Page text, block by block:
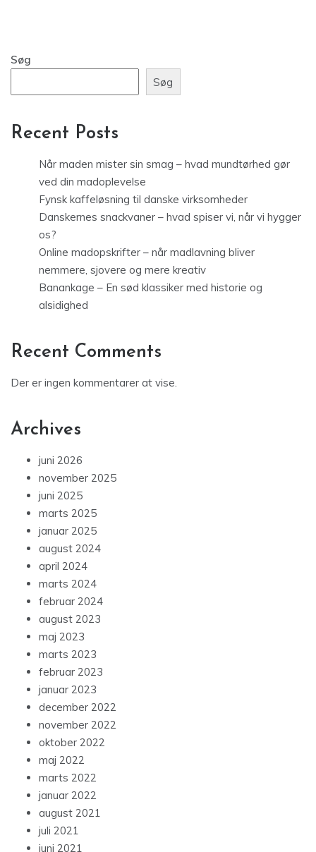
Søg
Søg
Recent Posts
Når maden mister sin smag – hvad mundtørhed gør
ved din madoplevelse
Fynsk kaffeløsning til danske virksomheder
Danskernes snackvaner – hvad spiser vi, når vi hygger
os?
Online madopskrifter – når madlavning bliver
nemmere, sjovere og mere kreativ
Banankage – En sød klassiker med historie og
alsidighed
Recent Comments
Der er ingen kommentarer at vise.
Archives
juni 2026
november 2025
juni 2025
marts 2025
januar 2025
august 2024
april 2024
marts 2024
februar 2024
august 2023
maj 2023
marts 2023
februar 2023
januar 2023
december 2022
november 2022
oktober 2022
maj 2022
marts 2022
januar 2022
august 2021
juli 2021
juni 2021